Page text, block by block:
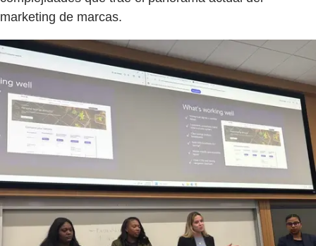
marketing de marcas.